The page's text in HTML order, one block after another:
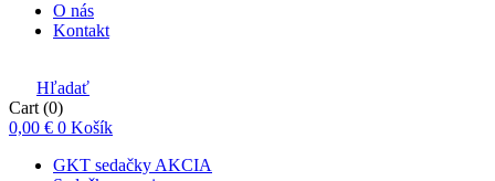
O nás
Kontakt
Hľadať
Cart (0)
0,00 € 0 Košík
GKT sedačky AKCIA